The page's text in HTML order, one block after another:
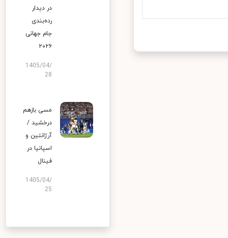
در دیدار
رده‌بندی
جام جهانی
۲۰۲۶
1405/04/
28
مسی بازهم
درخشید /
آرژانتین و
اسپانیا در
فینال
1405/04/
25